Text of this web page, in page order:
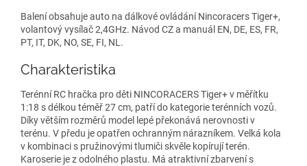
Balení obsahuje auto na dálkové ovládání Nincoracers Tiger+,
volantový vysílač 2,4GHz. Návod CZ a manuál EN, DE, ES, FR,
PT, IT, DK, NO, SE, FI, NL.
Charakteristika
Terénní RC hračka pro děti NINCORACERS Tiger+ v měřítku
1:18 s délkou téměř 27 cm, patří do kategorie terénních vozů.
Díky větším rozměrů model lepé překonává nerovnosti v
terénu. V předu je opatřen ochranným nárazníkem. Velká kola
v kombinaci s pružinovými tlumiči skvěle kopírují terén.
Karoserie je z odolného plastu. Má atraktivní zbarvení s